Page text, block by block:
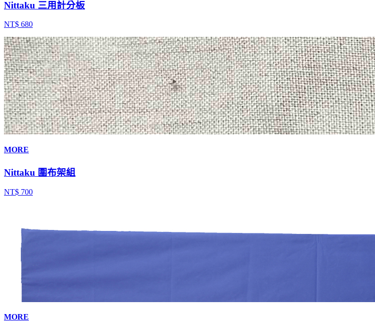
Nittaku 三用計分板
NT$ 680
MORE
Nittaku 圍布架組
NT$ 700
MORE